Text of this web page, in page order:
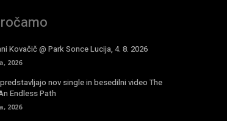
Kovačič @ Park Sonce Lucija, 4. 8. 2026
2026
nov single in besedilni video The
Endless Path
2026